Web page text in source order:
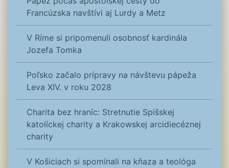
Francúzska navštívi aj Lurdy a Metz
V Ríme si pripomenuli osobnosť kardinála
Jozefa Tomka
Poľsko začalo prípravy na návštevu pápeža
Leva XIV. v roku 2028
Charita bez hraníc: Stretnutie Spišskej
katolíckej charity a Krakowskej arcidiecéznej
charity
V Košiciach si spomínali na kňaza a teológa